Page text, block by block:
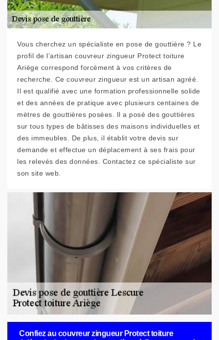
Vous cherchez un spécialiste en pose de gouttière ? Le
profil de l’artisan couvreur zingueur Protect toiture
Ariège correspond forcément à vos critères de
recherche. Ce couvreur zingueur est un artisan agréé.
Il est qualifié avec une formation professionnelle solide
et des années de pratique avec plusieurs centaines de
mètres de gouttières posées. Il a posé des gouttières
sur tous types de bâtisses des maisons individuelles et
des immeubles. De plus, il établit votre devis sur
demande et effectue un déplacement à ses frais pour
les relevés des données. Contactez ce spécialiste sur
son site web.
Confiez au couvreur zingueur Protect toiture